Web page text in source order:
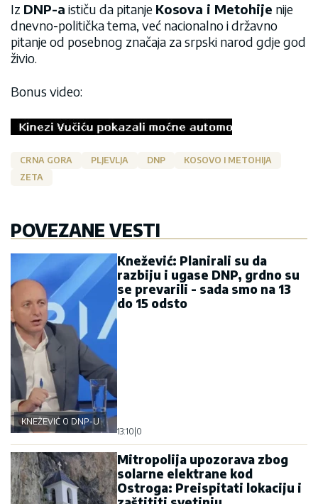
Iz DNP-a ističu da pitanje Kosova i Metohije nije
dnevno-politička tema, već nacionalno i državno
pitanje od posebnog značaja za srpski narod gdje god
živio.
Bonus video:
CRNA GORA PLJEVLJA DNP
KOSOVO I METOHIJA
ZETA
POVEZANE VESTI
KNEŽEVIĆ O DNP-U
Knežević: Planirali su da
razbiju i ugase DNP, grdno su
se prevarili - sada smo na 13
do 15 odsto
13:10|0
Mitropolija upozorava zbog
solarne elektrane kod
Ostroga: Preispitati lokaciju i